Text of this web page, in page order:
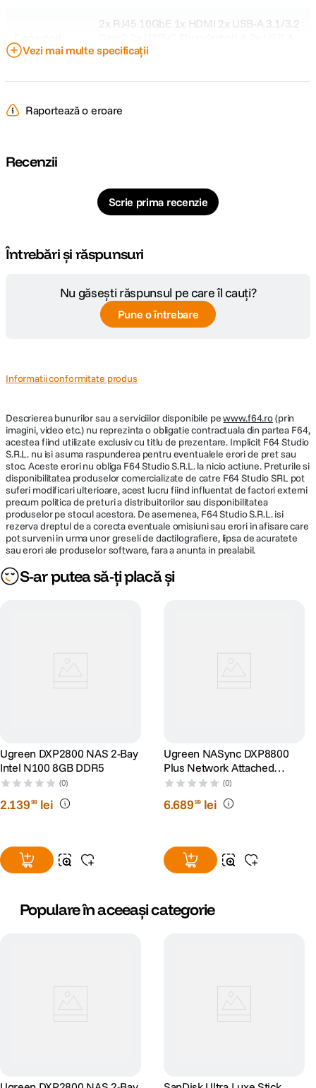
2x RJ45 10GbE 1x HDMI 2x USB-A 3.1/3.2
2.0
Suport RAID RAID 1, 5, 6, 10 si JBOD
Tip procesor Intel Core i5-1235U, 10-Core
8 GB
CARACTERISTICI FIZICE:
Negru
Cod producator DXP6800Pro-25899B
Vezi mai multe specificații
Raportează o eroare
Recenzii
Scrie prima recenzie
Întrebări și răspunsuri
Nu găsești răspunsul pe care îl cauți?
Pune o întrebare
Informatii conformitate produs
Descrierea bunurilor sau a serviciilor disponibile pewww.f64.ro(prin
imagini, video etc.) nu reprezinta o obligatie contractuala din partea F64,
acestea fiind utilizate exclusiv cu titlu de prezentare. Implicit F64 Studio
S.R.L. nu isi asuma raspunderea pentru eventualele erori de pret sau
stoc. Aceste erori nu obliga F64 Studio S.R.L. la nicio actiune. Preturile si
disponibilitatea produselor comercializate de catre F64 Studio SRL pot
suferi modificari ulterioare, acest lucru fiind influentat de factori externi
precum politica de preturi a distribuitorilor sau disponibilitatea
produselor pe stocul acestora. De asemenea, F64 Studio S.R.L. isi
rezerva dreptul de a corecta eventuale omisiuni sau erori in afisare care
pot surveni in urma unor greseli de dactilografiere, lipsa de acuratete
sau erori ale produselor software, fara a anunta in prealabil.
S-ar putea să-ți placă și
Ugreen DXP2800 NAS 2-Bay
Intel N100 8GB DDR5
(0)
2.13999 lei
Ugreen NASync DXP8800
Plus Network Attached
Storage (NAS) cu procesor i5
1235u 10-Core 8GB DDR5 8-
Bay 2 Porturi 10G
(0)
6.68999 lei
Populare în aceeași categorie